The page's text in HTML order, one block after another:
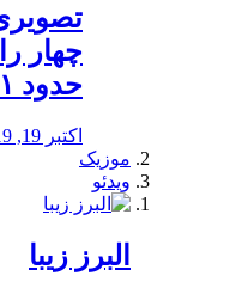
چهار
حدود ۱۳۱۱ه ش
اکتبر 19, 2019
موزیک
ویدئو
البرز زیبا